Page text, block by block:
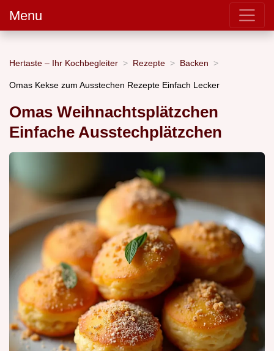
Menu
Hertaste – Ihr Kochbegleiter Rezepte Backen
Omas Kekse zum Ausstechen Rezepte Einfach Lecker
Omas Weihnachtsplätzchen
Einfache Ausstechplätzchen